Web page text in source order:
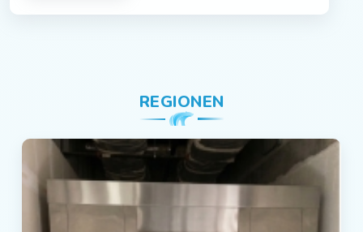
REGIONEN